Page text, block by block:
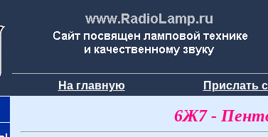
На главную Прислать
6Ж7 -